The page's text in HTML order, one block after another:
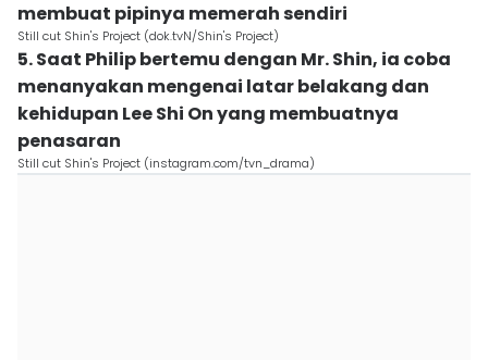
membuat pipinya memerah sendiri
Still cut Shin's Project (dok.tvN/Shin's Project)
5. Saat Philip bertemu dengan Mr. Shin, ia coba
menanyakan mengenai latar belakang dan
kehidupan Lee Shi On yang membuatnya
penasaran
Still cut Shin's Project (instagram.com/tvn_drama)